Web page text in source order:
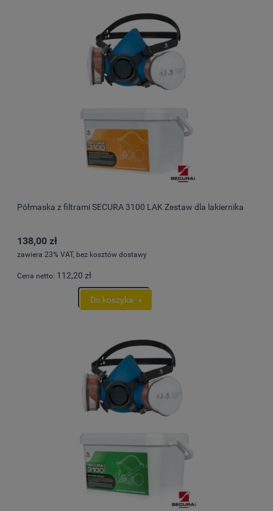
Półmaska z filtrami SECURA 3100 LAK Zestaw dla lakiernika
138,00 zł
zawiera 23% VAT, bez kosztów dostawy
Cena netto: 112,20 zł
Do koszyka